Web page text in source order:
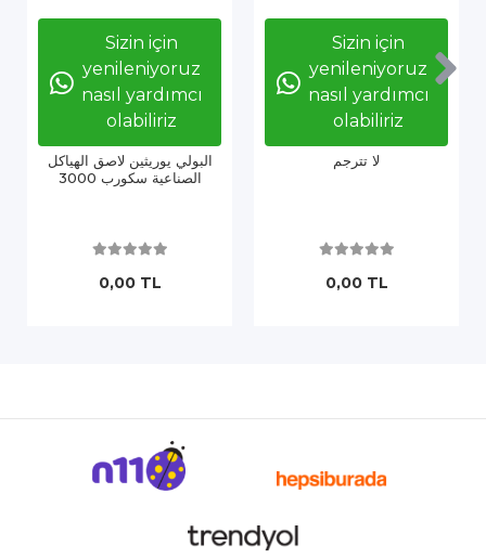
Sizin için
yenileniyoruz
nasıl yardımcı
olabiliriz
البولي يوريثين لاصق الهياكل
الصناعية سكورب 3000
0,00 TL
Sizin için
yenileniyoruz
nasıl yardımcı
olabiliriz
لا تترجم
0,00 TL